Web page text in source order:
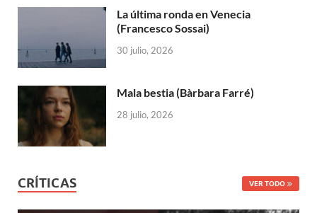
La última ronda en Venecia
(Francesco Sossai)
30 julio, 2026
Mala bestia (Bàrbara Farré)
28 julio, 2026
CRÍTICAS VER TODO